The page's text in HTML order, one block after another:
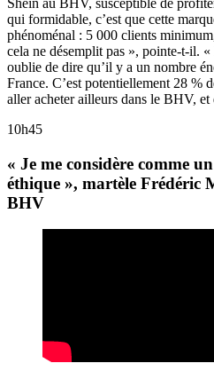
qui formidable, c’est que cette
phénoménal : 5 000 clients
cela ne désemplit pas », pointe-t-il.
oublie de dire qu’il y a un nombre
France. C’est potentiellement 28 %
aller acheter ailleurs dans le BHV,
10h45
« Je me considère comme
éthique », martèle Frédéric
BHV